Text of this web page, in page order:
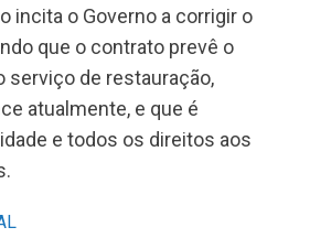
incita o Governo a corrigir o
que o contrato prevê o
serviço de restauração,
atualmente, e que é
e todos os direitos aos